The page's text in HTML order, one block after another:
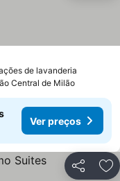
de lavanderia
Central de Milão
Ver preços
Partilhar